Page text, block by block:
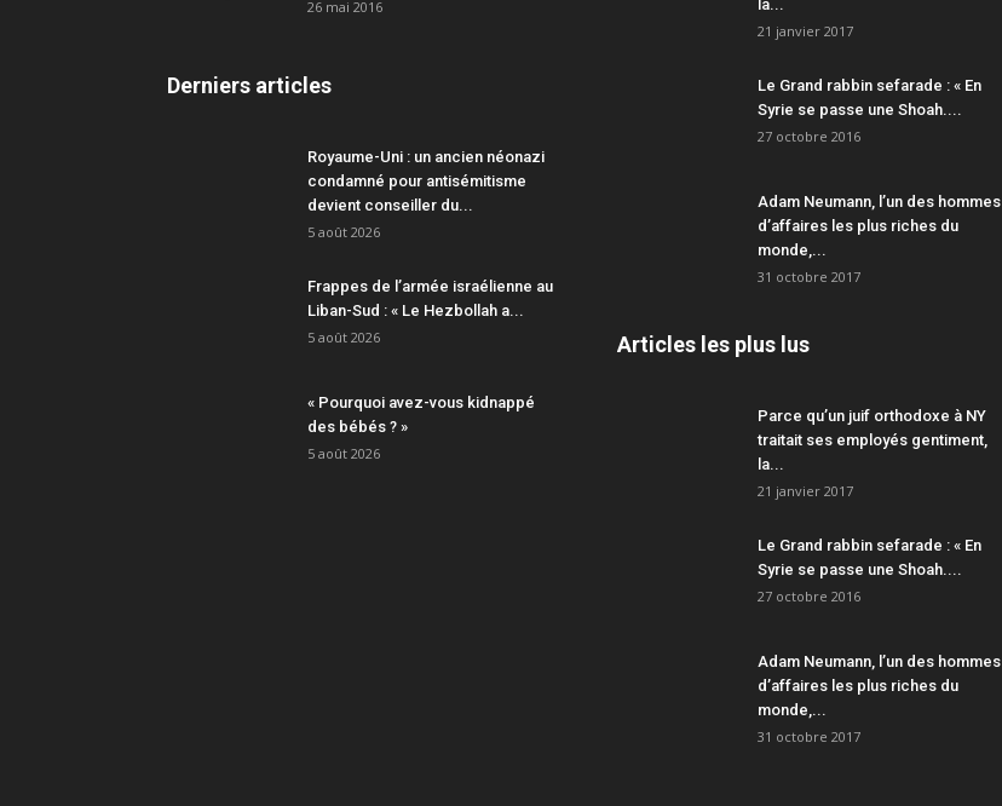
26 mai 2016
Derniers articles
Royaume-Uni : un ancien néonazi
condamné pour antisémitisme
devient conseiller du...
5 août 2026
Frappes de l’armée israélienne au
Liban-Sud : « Le Hezbollah a...
5 août 2026
« Pourquoi avez-vous kidnappé
des bébés ? »
5 août 2026
la...
21 janvier 2017
Le Grand rabbin sefarade : « En
Syrie se passe une Shoah....
27 octobre 2016
Adam Neumann, l’un des hommes
d’affaires les plus riches du
monde,...
31 octobre 2017
Articles les plus lus
Parce qu’un juif orthodoxe à NY
traitait ses employés gentiment,
la...
21 janvier 2017
Le Grand rabbin sefarade : « En
Syrie se passe une Shoah....
27 octobre 2016
Adam Neumann, l’un des hommes
d’affaires les plus riches du
monde,...
31 octobre 2017